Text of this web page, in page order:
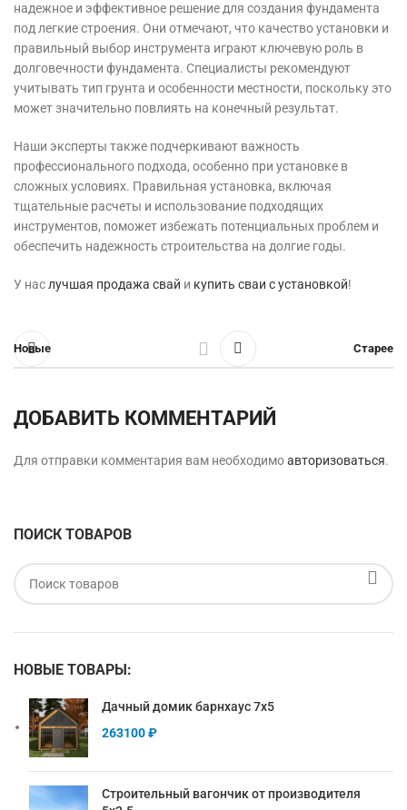
надежное и эффективное решение для создания фундамента
под легкие строения. Они отмечают, что качество установки и
правильный выбор инструмента играют ключевую роль в
долговечности фундамента. Специалисты рекомендуют
учитывать тип грунта и особенности местности, поскольку это
может значительно повлиять на конечный результат.
Наши эксперты также подчеркивают важность
профессионального подхода, особенно при установке в
сложных условиях. Правильная установка, включая
тщательные расчеты и использование подходящих
инструментов, поможет избежать потенциальных проблем и
обеспечить надежность строительства на долгие годы.
У нас лучшая продажа свай и купить сваи с установкой!
Новые Старее
ДОБАВИТЬ КОММЕНТАРИЙ
Для отправки комментария вам необходимоавторизоваться.
ПОИСК ТОВАРОВ
НОВЫЕ ТОВАРЫ:
Дачный домик барнхаус 7х5
263100₽
Строительный вагончик от производителя